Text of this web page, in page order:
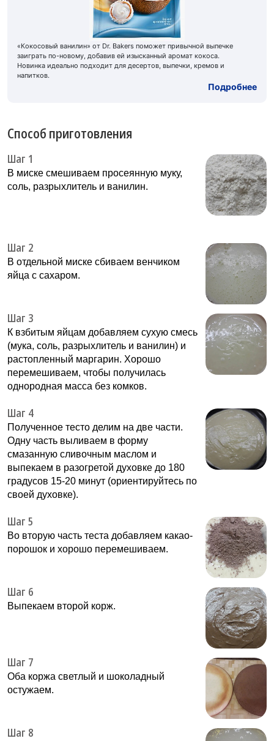
«Кокосовый ванилин» от Dr. Bakers поможет привычной выпечке
заиграть по-новому, добавив ей изысканный аромат кокоса.
Новинка идеально подходит для десертов, выпечки, кремов и
напитков.
Подробнее
Способ приготовления
Шаг 1
В миске смешиваем просеянную муку,
соль, разрыхлитель и ванилин.
Шаг 2
В отдельной миске сбиваем венчиком
яйца с сахаром.
Шаг 3
К взбитым яйцам добавляем сухую смесь
(мука, соль, разрыхлитель и ванилин) и
растопленный маргарин. Хорошо
перемешиваем, чтобы получилась
однородная масса без комков.
Шаг 4
Полученное тесто делим на две части.
Одну часть выливаем в форму
смазанную сливочным маслом и
выпекаем в разогретой духовке до 180
градусов 15-20 минут (ориентируйтесь по
своей духовке).
Шаг 5
Во вторую часть теста добавляем какао-
порошок и хорошо перемешиваем.
Шаг 6
Выпекаем второй корж.
Шаг 7
Оба коржа светлый и шоколадный
остужаем.
Шаг 8